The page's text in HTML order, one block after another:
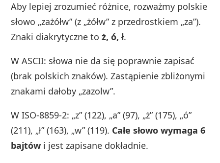
Aby lepiej zrozumieć różnice, rozważmy polskie
słowo „zażółw” (z „żółw” z przedrostkiem „za”).
Znaki diakrytyczne toż, ó, ł.
W ASCII: słowa nie da się poprawnie zapisać
(brak polskich znaków). Zastąpienie zbliżonymi
znakami dałoby „zazolw”.
W ISO-8859-2: „z” (122), „a” (97), „ż” (175), „ó”
(211), „ł” (163), „w” (119). Całe słowo wymaga 6
bajtów i jest zapisane dokładnie.